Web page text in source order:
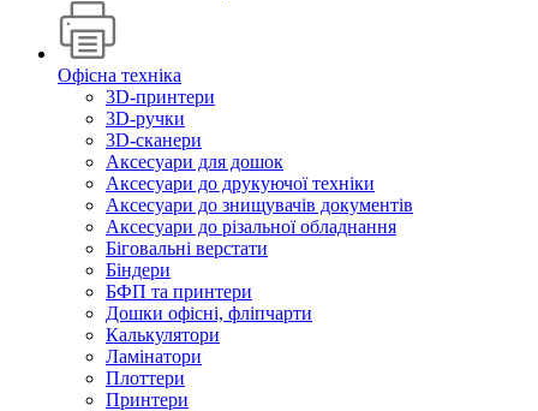
Офісна техніка
3D-принтери
3D-ручки
3D-сканери
Аксесуари для дошок
Аксесуари до друкуючої техніки
Аксесуари до знищувачів документів
Аксесуари до різальної обладнання
Біговальні верстати
Біндери
БФП та принтери
Дошки офісні, фліпчарти
Калькулятори
Ламінатори
Плоттери
Принтери